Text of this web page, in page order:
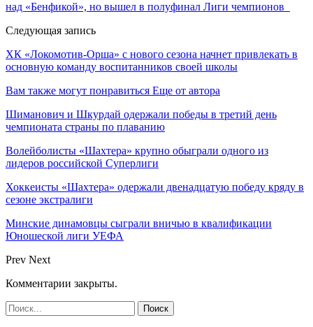
над «Бенфикой», но вышел в полуфинал Лиги чемпионов
Следующая запись
ХК «Локомотив-Орша» с нового сезона начнет привлекать в
основную команду воспитанников своей школы
Вам также могут понравиться Еще от автора
Шиманович и Шкурдай одержали победы в третий день
чемпионата страны по плаванию
Волейболисты «Шахтера» крупно обыграли одного из
лидеров российской Суперлиги
Хоккеисты «Шахтера» одержали двенадцатую победу кряду в
сезоне экстралиги
Минские динамовцы сыграли вничью в квалификации
Юношеской лиги УЕФА
Prev Next
Комментарии закрыты.